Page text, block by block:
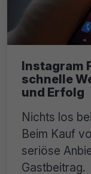
Instagram
schnelle
und Erfolg
Nichts los
Beim Kauf
seriöse
Gastbeitrag.